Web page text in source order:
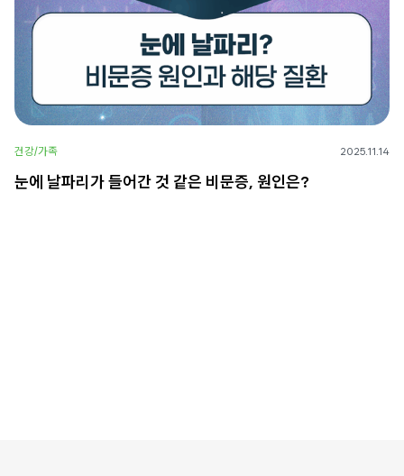
건강/가족 2025.11.14
눈에 날파리가 들어간 것 같은 비문증, 원인은?